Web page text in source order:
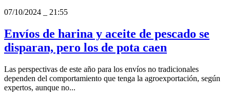
07/10/2024
21:55
Envíos de harina y aceite de pescado se
disparan, pero los de pota caen
Las perspectivas de este año para los envíos no tradicionales
dependen del comportamiento que tenga la agroexportación, según
expertos, aunque no...